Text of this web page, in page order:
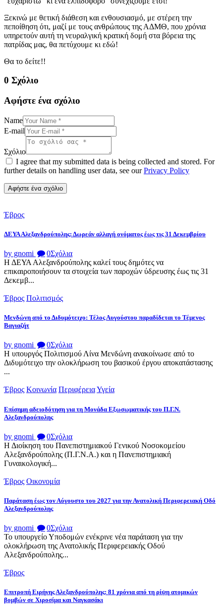
Ξεκινώ με θετική διάθεση και ενθουσιασμό, με στέρεη την
πεποίθηση ότι, μαζί με τους ανθρώπους της ΑΔΜΘ, που χρόνια
υπηρετούν αυτή τη νευραλγική κρατική δομή στα βόρεια της
πατρίδας μας, θα πετύχουμε κι εδώ!
Θα το δείτε!!
0 Σχόλιο
Αφήστε ένα σχόλιο
Name
E-mail
Σχόλιο
I agree that my submitted data is being collected and stored. For
further details on handling user data, see ourPrivacy Policy
Έβρος
ΔΕΥΑ Αλεξανδρούπολης: Δωρεάν αλλαγή ονόματος έως τις 31 Δεκεμβρίου
by gnomi 0Σχόλια
Η ΔΕΥΑ Αλεξανδρούπολης καλεί τους δημότες να
επικαιροποιήσουν τα στοιχεία των παροχών ύδρευσης έως τις 31
Δεκεμβ...
Έβρος Πολιτισμός
Μενδώνη από το Διδυμότειχο: Τέλος Αυγούστου παραδίδεται το Τέμενος
Βαγιαζήτ
by gnomi 0Σχόλια
Η υπουργός Πολιτισμού Λίνα Μενδώνη ανακοίνωσε από το
Διδυμότειχο την ολοκλήρωση του βασικού έργου αποκατάστασης
...
Έβρος Κοινωνία ΠεριφέρειαΥγεία
Επίσημη αδειοδότηση για τη Μονάδα Εξωσωματικής του Π.Γ.Ν.
Αλεξανδρούπολης
by gnomi 0Σχόλια
Η Διοίκηση του Πανεπιστημιακού Γενικού Νοσοκομείου
Αλεξανδρούπολης (Π.Γ.Ν.Α.) και η Πανεπιστημιακή
Γυναικολογική...
Έβρος Οικονομία
Παράταση έως τον Αύγουστο του 2027 για την Ανατολική Περιφερειακή Οδό
Αλεξανδρούπολης
by gnomi 0Σχόλια
Το υπουργείο Υποδομών ενέκρινε νέα παράταση για την
ολοκλήρωση της Ανατολικής Περιφερειακής Οδού
Αλεξανδρούπολης...
Έβρος
Επιτροπή Ειρήνης Αλεξανδρούπολης: 81 χρόνια από τη ρίψη ατομικών
βομβών σε Χιροσίμα και Ναγκασάκι